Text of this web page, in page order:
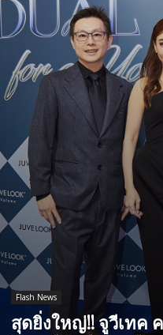
Flash News
สุดยิ่งใหญ่!! จูวีเทค